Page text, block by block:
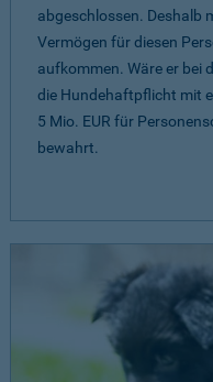
abgeschlossen. Deshalb
Vermögen für diesen
aufkommen. Wäre er bei
die Hundehaftpflicht mit
5 Mio. EUR für
bewahrt.